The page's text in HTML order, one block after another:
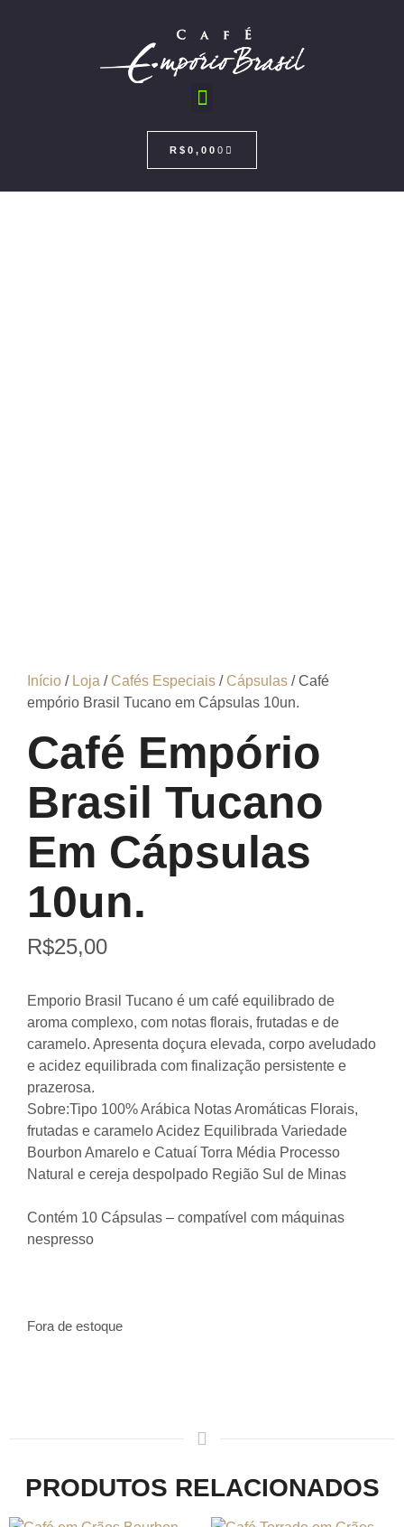
R$ 0,00 0
Início / Loja / Cafés Especiais / Cápsulas / Café
empório Brasil Tucano em Cápsulas 10un.
Café Empório
Brasil Tucano
Em Cápsulas
10un.
R$25,00
Emporio Brasil Tucano é um café equilibrado de
aroma complexo, com notas florais, frutadas e de
caramelo. Apresenta doçura elevada, corpo aveludado
e acidez equilibrada com finalização persistente e
prazerosa.
Sobre:Tipo 100% Arábica Notas Aromáticas Florais,
frutadas e caramelo Acidez Equilibrada Variedade
Bourbon Amarelo e Catuaí Torra Média Processo
Natural e cereja despolpado Região Sul de Minas
Contém 10 Cápsulas – compatível com máquinas
nespresso
Fora de estoque
PRODUTOS RELACIONADOS